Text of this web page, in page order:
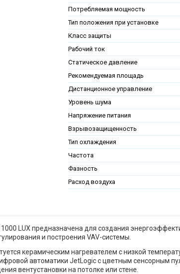
Потребляемая мощность
Тип положения при установке
Класс защиты
Рабочий ток
Статическое давление
Рекомендуемая площадь
Дистанционное управление
Уровень шума
Напряжение питания
Взрывозащищенность
Тип охлаждения
Частота
Фазность
Расход воздуха
LUX предназначена для создания
и построения VAV-системы.
керамическим нагревателем с низкой
автоматики JetLogic с цветным сенсорным
вентустановки на потолке или стене.